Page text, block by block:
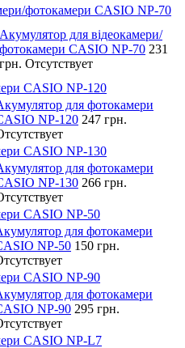
фотокамери CASIO NP-70
Акумулятор для відеокамери/
фотокамери CASIO NP-70 231
грн. Отсутствует
CASIO NP-120
для фотокамери
NP-120 247 грн.
CASIO NP-130
для фотокамери
NP-130 266 грн.
CASIO NP-50
для фотокамери
NP-50 150 грн.
CASIO NP-90
для фотокамери
NP-90 295 грн.
CASIO NP-L7